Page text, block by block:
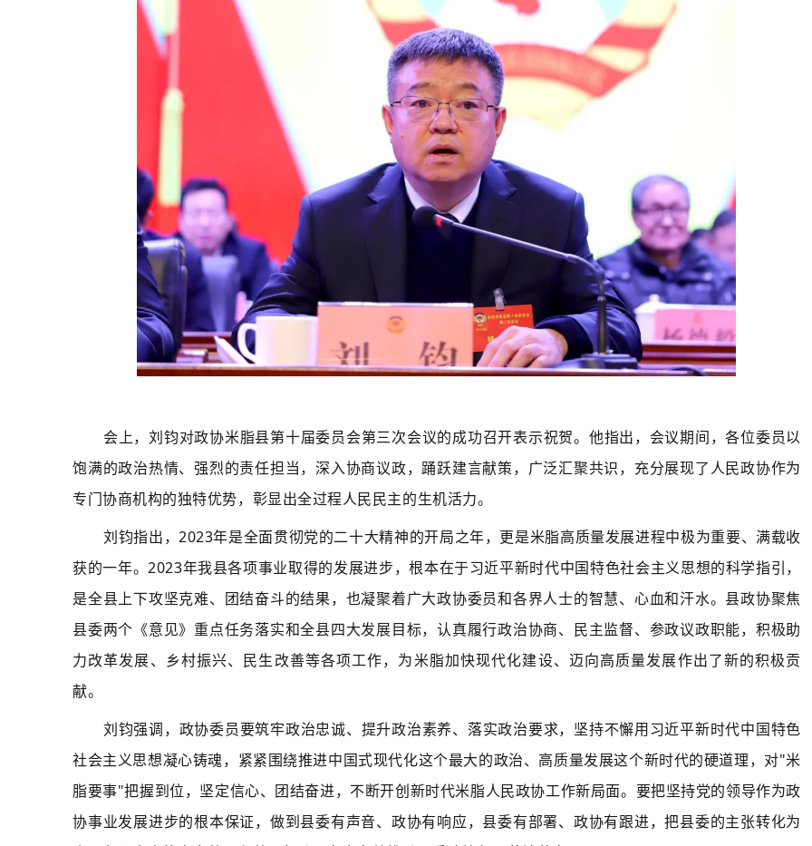
会上，刘钧对政协米脂县第十届委员会第三次会议的成功召开表示祝贺。他指出，会议期间，各位委员以
饱满的政治热情、强烈的责任担当，深入协商议政，踊跃建言献策，广泛汇聚共识，充分展现了人民政协作为
专门协商机构的独特优势，彰显出全过程人民民主的生机活力。
刘钧指出，2023年是全面贯彻党的二十大精神的开局之年，更是米脂高质量发展进程中极为重要、满载收
获的一年。2023年我县各项事业取得的发展进步，根本在于习近平新时代中国特色社会主义思想的科学指引，
是全县上下攻坚克难、团结奋斗的结果，也凝聚着广大政协委员和各界人士的智慧、心血和汗水。县政协聚焦
县委两个《意见》重点任务落实和全县四大发展目标，认真履行政治协商、民主监督、参政议政职能，积极助
力改革发展、乡村振兴、民生改善等各项工作，为米脂加快现代化建设、迈向高质量发展作出了新的积极贡
献。
刘钧强调，政协委员要筑牢政治忠诚、提升政治素养、落实政治要求，坚持不懈用习近平新时代中国特色
社会主义思想凝心铸魂，紧紧围绕推进中国式现代化这个最大的政治、高质量发展这个新时代的硬道理，对"米
脂要事"把握到位，坚定信心、团结奋进，不断开创新时代米脂人民政协工作新局面。要把坚持党的领导作为政
协事业发展进步的根本保证，做到县委有声音、政协有响应，县委有部署、政协有跟进，把县委的主张转化为